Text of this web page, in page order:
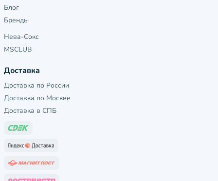
Блог
Бренды
Нева-Сокс
MSCLUB
Доставка
Доставка по России
Доставка по Москве
Доставка в СПБ